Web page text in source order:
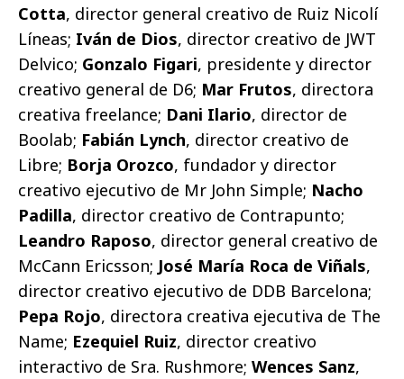
Cotta, director general creativo de Ruiz Nicolí
Líneas; Iván de Dios, director creativo de JWT
Delvico; Gonzalo Figari, presidente y director
creativo general de D6; Mar Frutos, directora
creativa freelance; Dani Ilario, director de
Boolab; Fabián Lynch, director creativo de
Libre; Borja Orozco, fundador y director
creativo ejecutivo de Mr John Simple; Nacho
Padilla, director creativo de Contrapunto;
Leandro Raposo, director general creativo de
McCann Ericsson; José María Roca de Viñals,
director creativo ejecutivo de DDB Barcelona;
Pepa Rojo, directora creativa ejecutiva de The
Name; Ezequiel Ruiz, director creativo
interactivo de Sra. Rushmore; Wences Sanz,